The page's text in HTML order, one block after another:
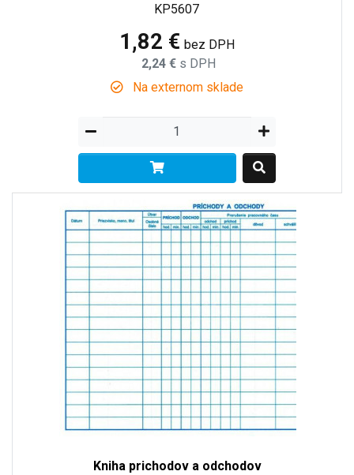
KP5607
1,82 € bez DPH
2,24 € s DPH
Na externom sklade
Kniha prichodov a odchodov